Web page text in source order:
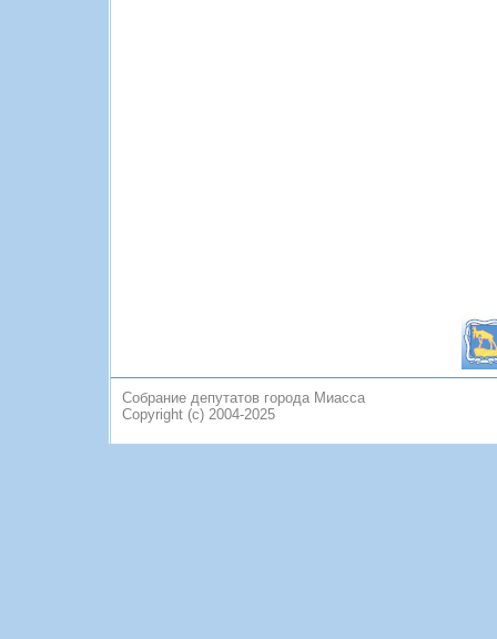
Собрание депутатов города Миасса
Copyright (c) 2004-2025